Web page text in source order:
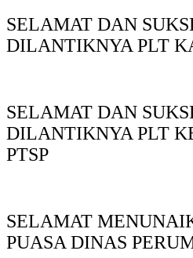
SELAMAT DAN
DILANTIKNYA PLT
SELAMAT DAN
DILANTIKNYA PLT
PTSP
SELAMAT
PUASA DINAS